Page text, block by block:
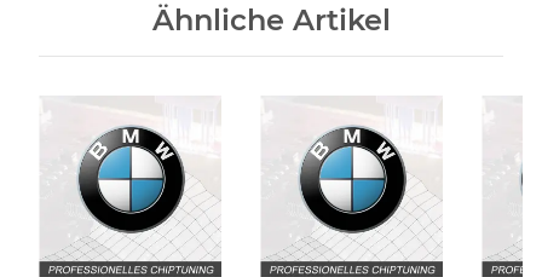
Ähnliche Artikel